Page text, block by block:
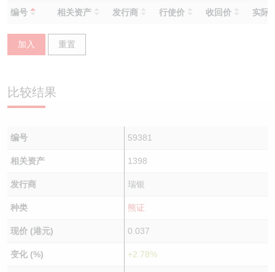
编号 相关资产 发行商 行使价 收回价 实际
加入 重置
比较结果
编号 59381
相关资产 1398
发行商 瑞银
种类 熊证
现价 (港元) 0.037
变化 (%) +2.78%
认股证速算机
引伸波幅比较图
认股证文件及公告
认股证文件及公告 (瑞信)
已收回牛熊证剩余价值
即将到期牛熊证
牛熊证分析仪
牛熊证速算机
牛熊证文件及公告 (瑞信)
三十大平均引伸波幅
相关资产沽空
业绩及经济日历
AH 股价对照
即市板块表现
收市竞价变化
认股证牛熊证常问问题